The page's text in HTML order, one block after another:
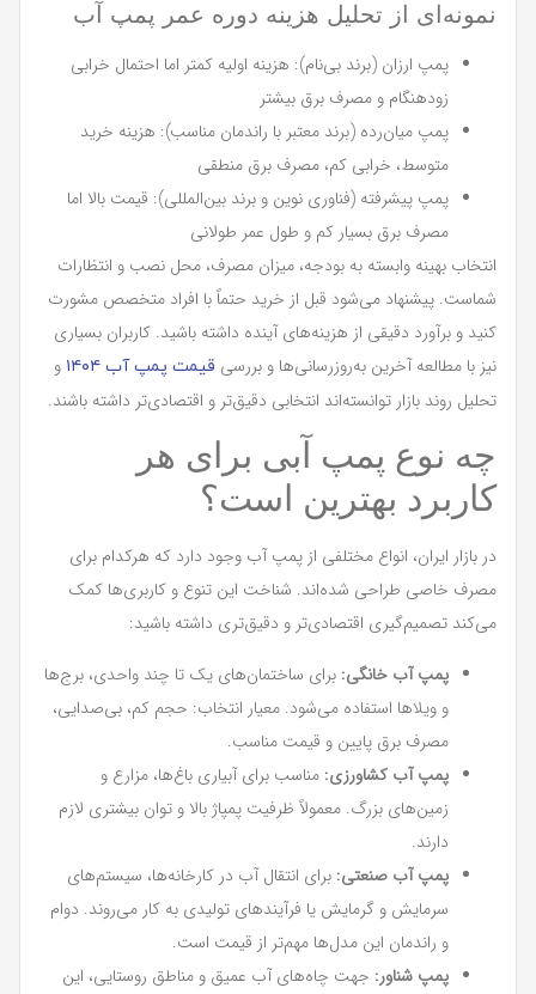
نمونه‌ای از تحلیل هزینه دوره عمر پمپ آب
پمپ ارزان (برند بی‌نام): هزینه اولیه کمتر اما احتمال خرابی
زودهنگام و مصرف برق بیشتر
پمپ میان‌رده (برند معتبر با راندمان مناسب): هزینه خرید
متوسط، خرابی کم، مصرف برق منطقی
پمپ پیشرفته (فناوری نوین و برند بین‌المللی): قیمت بالا اما
مصرف برق بسیار کم و طول عمر طولانی
انتخاب بهینه وابسته به بودجه، میزان مصرف، محل نصب و انتظارات
شماست. پیشنهاد می‌شود قبل از خرید حتماً با افراد متخصص مشورت
کنید و برآورد دقیقی از هزینه‌های آینده داشته باشید. کاربران بسیاری
نیز با مطالعه آخرین به‌روزرسانی‌ها و بررسی قیمت پمپ آب ۱۴۰۴
و
تحلیل روند بازار توانسته‌اند انتخابی دقیق‌تر و اقتصادی‌تر داشته باشند.
چه نوع پمپ آبی برای هر
کاربرد بهترین است؟
در بازار ایران، انواع مختلفی از پمپ آب وجود دارد که هرکدام برای
مصرف خاصی طراحی شده‌اند. شناخت این تنوع و کاربری‌ها کمک
می‌کند تصمیم‌گیری اقتصادی‌تر و دقیق‌تری داشته باشید:
پمپ آب خانگی: برای ساختمان‌های یک تا چند واحدی، برج‌ها
و ویلاها استفاده می‌شود. معیار انتخاب: حجم کم، بی‌صدایی،
مصرف برق پایین و قیمت مناسب.
پمپ آب کشاورزی: مناسب برای آبیاری باغ‌ها، مزارع و
زمین‌های بزرگ. معمولاً ظرفیت پمپاژ بالا و توان بیشتری لازم
دارند.
پمپ آب صنعتی: برای انتقال آب در کارخانه‌ها، سیستم‌های
سرمایش و گرمایش یا فرآیندهای تولیدی به کار می‌روند. دوام
و راندمان این مدل‌ها مهم‌تر از قیمت است.
پمپ شناور: جهت چاه‌های آب عمیق و مناطق روستایی، این